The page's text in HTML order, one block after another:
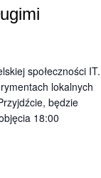
społeczności IT.
lokalnych
będzie
18:00